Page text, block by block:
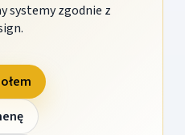
systemy zgodnie z